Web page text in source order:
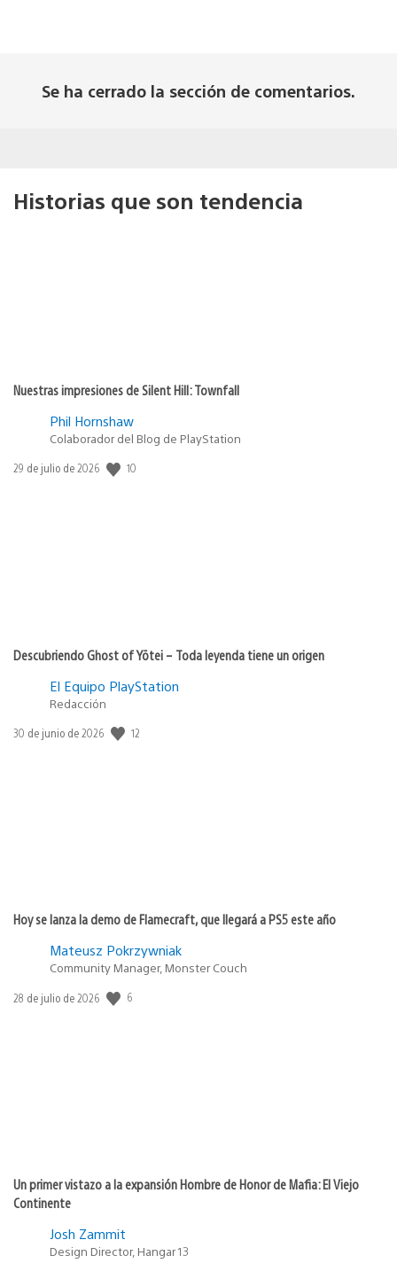
Se ha cerrado la sección de comentarios.
Historias que son tendencia
Nuestras impresiones de Silent Hill: Townfall
Phil Hornshaw
Colaborador del Blog de PlayStation
Fecha
29 de julio de 2026 10
Descubriendo Ghost of Yōtei – Toda leyenda tiene un origen
El Equipo PlayStation
Redacción
Fecha
30 de junio de 2026 12
Hoy se lanza la demo de Flamecraft, que llegará a PS5 este año
Mateusz Pokrzywniak
Community Manager, Monster Couch
Fecha
28 de julio de 2026 6
Un primer vistazo a la expansión Hombre de Honor de Mafia: El Viejo
Continente
Josh Zammit
Design Director, Hangar 13